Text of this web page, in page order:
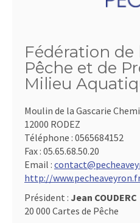
Fédération de
Pêche et de
Milieu
Moulin de la Gascarie
12000 RODEZ
Téléphone : 0565684152
Fax : 05.65.68.50.20
Email :
http://
Président : Jean COUDERC
20 000 Cartes de Pêche